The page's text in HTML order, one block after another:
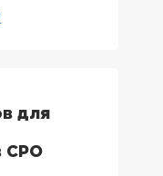
для
СРО